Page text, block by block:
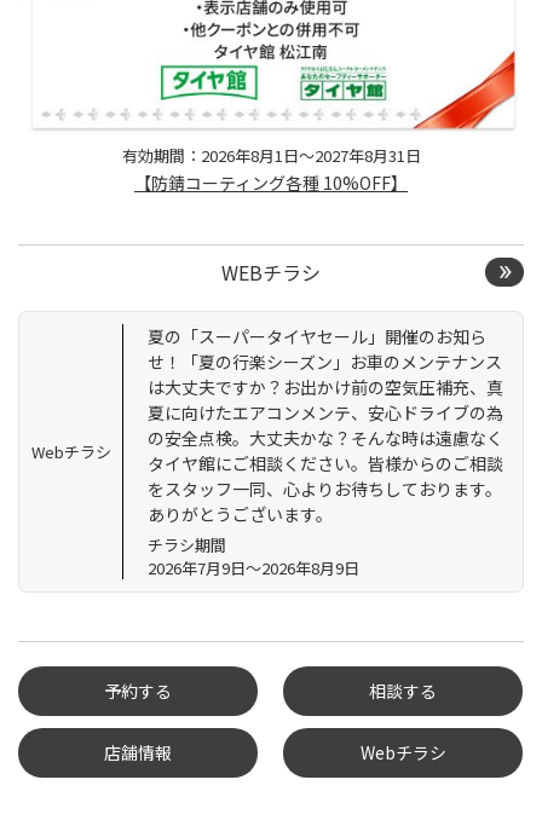
有効期間：2026年8月1日～2027年8月31日
【防錆コーティング各種 10%OFF】
WEBチラシ
Webチラシ
夏の「スーパータイヤセール」開催のお知ら
せ！「夏の行楽シーズン」お車のメンテナンス
は大丈夫ですか？お出かけ前の空気圧補充、真
夏に向けたエアコンメンテ、安心ドライブの為
の安全点検。大丈夫かな？そんな時は遠慮なく
タイヤ館にご相談ください。皆様からのご相談
をスタッフ一同、心よりお待ちしております。
ありがとうございます。
チラシ期間
2026年7月9日～2026年8月9日
予約する
タイヤ点検・安全点検/タ
相談する
店舗情報 Webチラシ